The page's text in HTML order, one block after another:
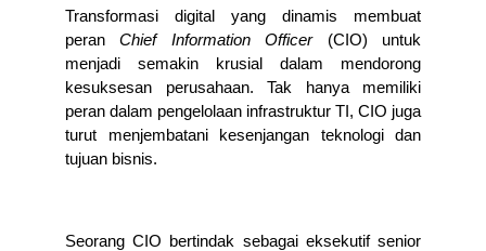
Transformasi digital yang dinamis membuat
peran Chief Information Officer (CIO) untuk
menjadi semakin krusial dalam mendorong
kesuksesan perusahaan. Tak hanya memiliki
peran dalam pengelolaan infrastruktur TI, CIO juga
turut menjembatani kesenjangan teknologi dan
tujuan bisnis.
Seorang CIO bertindak sebagai eksekutif senior